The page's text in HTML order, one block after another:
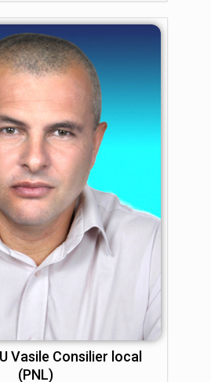
Vasile Consilier local
(PNL)